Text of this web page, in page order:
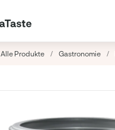
Alle Produkte / Gastronomie /